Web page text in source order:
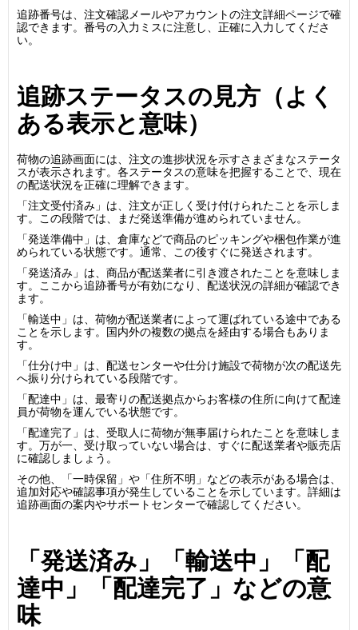
追跡番号は、注文確認メールやアカウントの注文詳細ページで確
認できます。番号の入力ミスに注意し、正確に入力してくださ
い。
追跡ステータスの見方（よく
ある表示と意味）
荷物の追跡画面には、注文の進捗状況を示すさまざまなステータ
スが表示されます。各ステータスの意味を把握することで、現在
の配送状況を正確に理解できます。
「注文受付済み」は、注文が正しく受け付けられたことを示しま
す。この段階では、まだ発送準備が進められていません。
「発送準備中」は、倉庫などで商品のピッキングや梱包作業が進
められている状態です。通常、この後すぐに発送されます。
「発送済み」は、商品が配送業者に引き渡されたことを意味しま
す。ここから追跡番号が有効になり、配送状況の詳細が確認でき
ます。
「輸送中」は、荷物が配送業者によって運ばれている途中である
ことを示します。国内外の複数の拠点を経由する場合もありま
す。
「仕分け中」は、配送センターや仕分け施設で荷物が次の配送先
へ振り分けられている段階です。
「配達中」は、最寄りの配送拠点からお客様の住所に向けて配達
員が荷物を運んでいる状態です。
「配達完了」は、受取人に荷物が無事届けられたことを意味しま
す。万が一、受け取っていない場合は、すぐに配送業者や販売店
に確認しましょう。
その他、「一時保留」や「住所不明」などの表示がある場合は、
追加対応や確認事項が発生していることを示しています。詳細は
追跡画面の案内やサポートセンターで確認してください。
「発送済み」「輸送中」「配
達中」「配達完了」などの意
味